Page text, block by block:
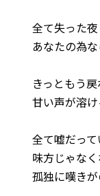
全て失った
あなたの為
きっともう
甘い声が溶
全て嘘だっ
味方じゃな
孤独に嘆き